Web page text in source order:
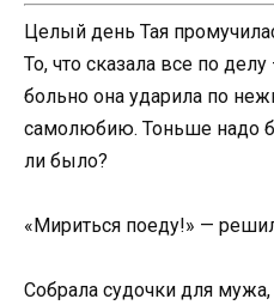
Целый день Тая
То, что сказала все по
больно она ударила по
самолюбию. Тоньше надо
ли было?
«Мириться поеду!» —
Собрала судочки для мужа,